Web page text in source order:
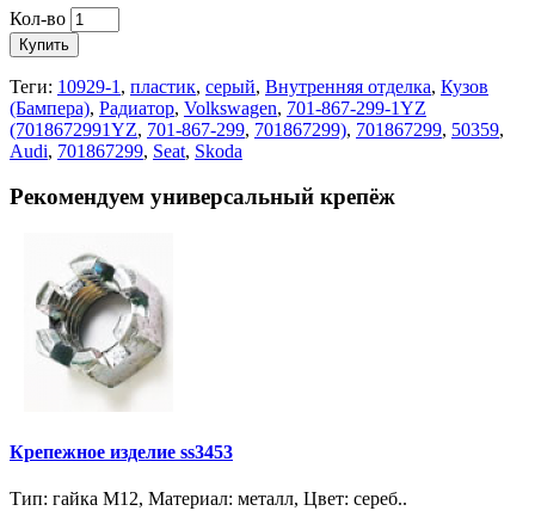
Кол-во
Купить
Теги: 10929-1 , пластик, серый, Внутренняя отделка, Кузов
(Бампера), Радиатор, Volkswagen, 701-867-299-1YZ
(7018672991YZ, 701-867-299, 701867299), 701867299, 50359,
Audi, 701867299, Seat, Skoda
Рекомендуем универсальный крепёж
Крепежное изделие ss3453
Тип: гайка М12, Материал: металл, Цвет: сереб..